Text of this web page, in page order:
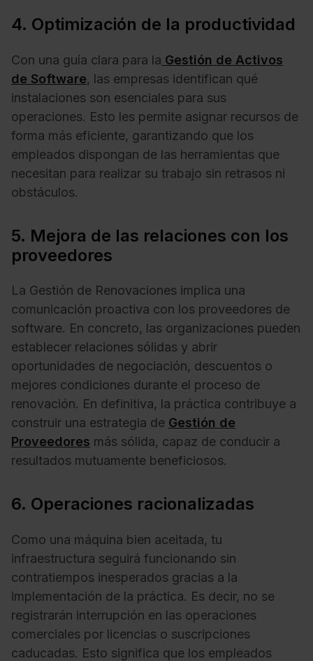
4. Optimización de la productividad
Con una guía clara para la Gestión de Activos
de Software, las empresas identifican qué
instalaciones son esenciales para sus
operaciones. Esto les permite asignar recursos de
forma más eficiente, garantizando que los
empleados dispongan de las herramientas que
necesitan para realizar su trabajo sin retrasos ni
obstáculos.
5. Mejora de las relaciones con los
proveedores
La Gestión de Renovaciones implica una
comunicación proactiva con los proveedores de
software. En concreto, las organizaciones pueden
establecer relaciones sólidas y abrir
oportunidades de negociación, descuentos o
mejores condiciones durante el proceso de
renovación. En definitiva, la práctica contribuye a
construir una estrategia de Gestión de
Proveedores más sólida, capaz de conducir a
resultados mutuamente beneficiosos.
6. Operaciones racionalizadas
Como una máquina bien aceitada, tu
infraestructura seguirá funcionando sin
contratiempos inesperados gracias a la
implementación de la práctica. Es decir, no se
registrarán interrupción en las operaciones
comerciales por licencias o suscripciones
caducadas. Esto significa que los empleados